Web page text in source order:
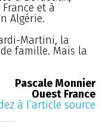
et à
Algérie.
Martini, la
famille. Mais la
Pascale Monnier
Ouest France
à l’article source